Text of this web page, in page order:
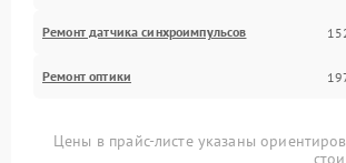
Ремонт датчика синхроимпульсов
Ремонт оптики
Цены в прайс-листе указаны